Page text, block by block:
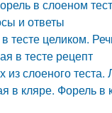
в слоеном
и ответы
тесте целиком.
в тесте рецепт
из слоеного теста.
в кляре. Форель в